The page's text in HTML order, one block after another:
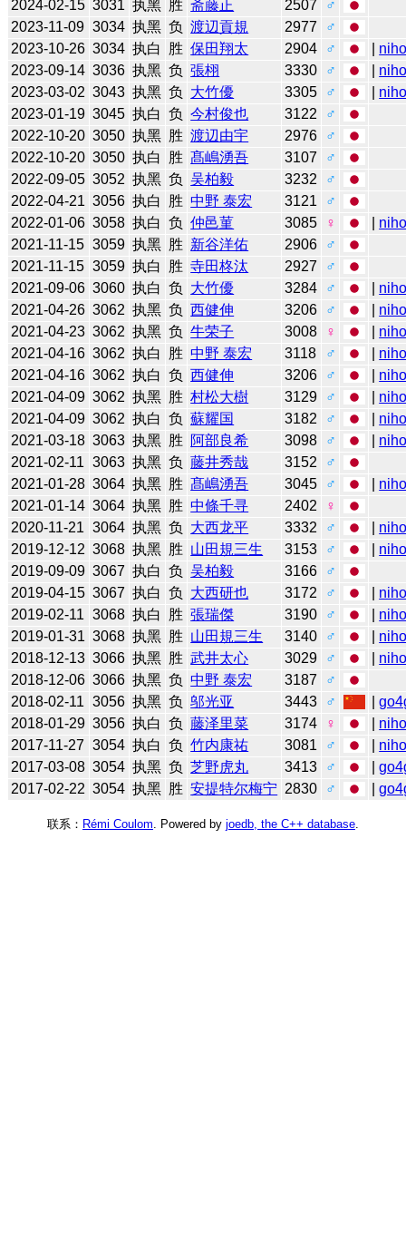
2024-02-15 3031 执黑 胜 斋藤正 2507
♂
2023-11-09 3034 执黑 负 渡辺貢規 2977
♂
2023-10-26 3034 执白 胜 保田翔太 2904 ♂
2023-09-14 3036 执黑 负 張栩 3330 ♂
2023-03-02 3043 执黑 负 大竹優 3305 ♂
2023-01-19 3045 执白 负 今村俊也 3122
♂
2022-10-20 3050 执黑 胜 渡辺由宇 2976
♂
2022-10-20 3050 执白 胜 髙嶋湧吾 3107
♂
2022-09-05 3052 执黑 负 吴柏毅 3232
♂
2022-04-21 3056 执白 胜 中野 泰宏 3121
♂
2022-01-06 3058 执白 负 仲邑菫 3085 ♀
2021-11-15 3059 执黑 胜 新谷洋佑 2906
♂
2021-11-15 3059 执白 胜 寺田柊汰 2927
♂
2021-09-06 3060 执白 负 大竹優 3284 ♂
2021-04-26 3062 执黑 负 西健伸 3206 ♂
2021-04-23 3062 执黑 负 牛荣子 3008 ♀
2021-04-16 3062 执白 胜 中野 泰宏 3118 ♂
2021-04-16 3062 执白 负 西健伸 3206 ♂
2021-04-09 3062 执黑 胜 村松大樹 3129 ♂
2021-04-09 3062 执白 负 蘇耀国 3182 ♂
2021-03-18 3063 执黑 胜 阿部良希 3098 ♂
2021-02-11 3063 执黑 负 藤井秀哉 3152
♂
2021-01-28 3064 执黑 胜 髙嶋湧吾 3045 ♂
2021-01-14 3064 执黑 胜 中條千寻 2402
♀
2020-11-21 3064 执黑 负 大西龙平 3332 ♂
2019-12-12 3068 执黑 胜 山田規三生 3153 ♂
2019-09-09 3067 执白 负 吴柏毅 3166
♂
2019-04-15 3067 执白 负 大西研也 3172 ♂
2019-02-11 3068 执白 胜 張瑞傑 3190 ♂
2019-01-31 3068 执黑 胜 山田規三生 3140 ♂
2018-12-13 3066 执黑 胜 武井太心 3029 ♂
2018-12-06 3066 执黑 负 中野 泰宏 3187
♂
2018-02-11 3056 执黑 负 邬光亚 3443 ♂ |
2018-01-29 3056 执白 负 藤泽里菜 3174 ♀
2017-11-27 3054 执白 负 竹内康祐 3081 ♂
2017-03-08 3054 执黑 负 芝野虎丸 3413 ♂ |
2017-02-22 3054 执黑 胜 安提特尔梅宁 2830 ♂ |
联系： Rémi Coulom . Powered by joedb, the C++ database